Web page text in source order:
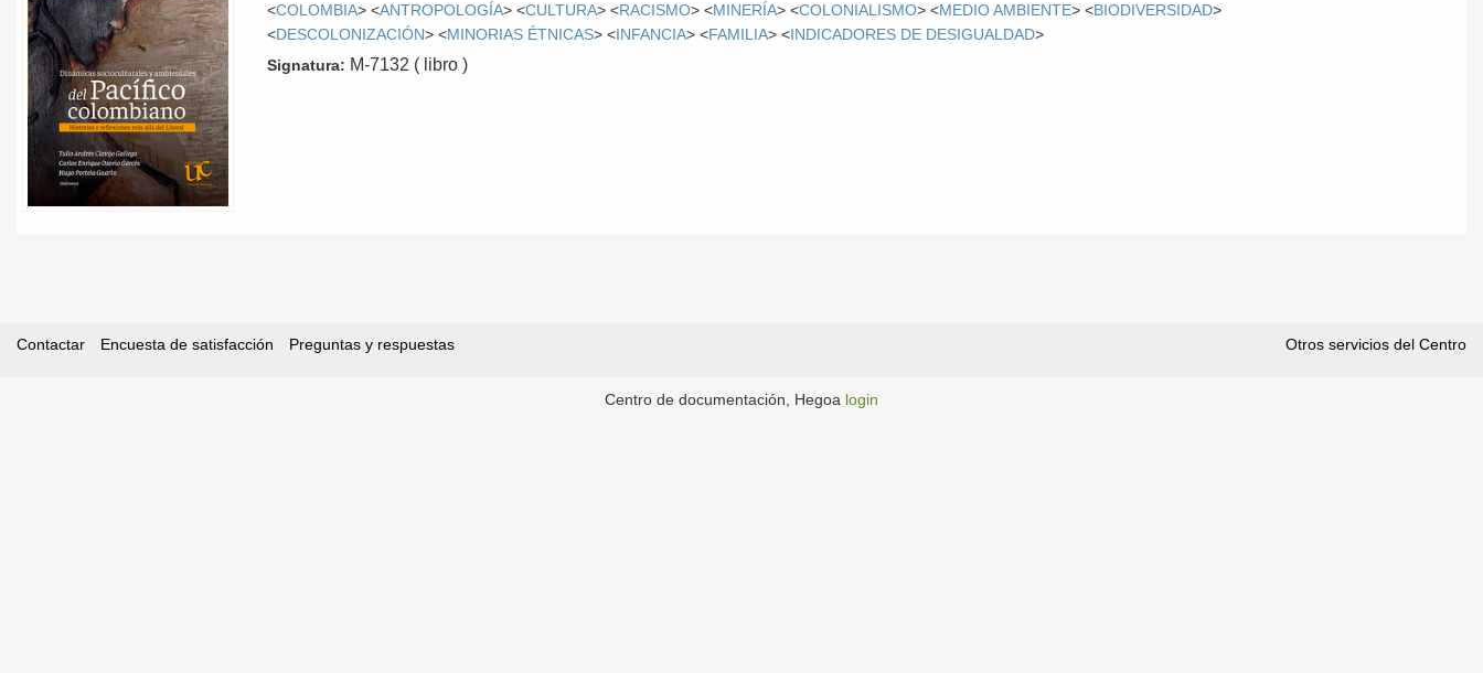
<COLOMBIA> <ANTROPOLOGÍA> <CULTURA> <RACISMO> <MINERÍA> <COLONIALISMO> <MEDIO AMBIENTE> <BIODIVERSIDAD>
<DESCOLONIZACIÓN> <MINORIAS ÉTNICAS> <INFANCIA> <FAMILIA> <INDICADORES DE DESIGUALDAD>
Signatura: M-7132 ( libro )
Contactar Encuesta de satisfacción Preguntas y respuestas Otros servicios del Centro
Centro de documentación, Hegoa login